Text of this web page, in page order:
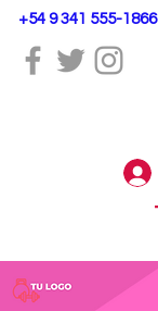
+54 9 341 555-1866